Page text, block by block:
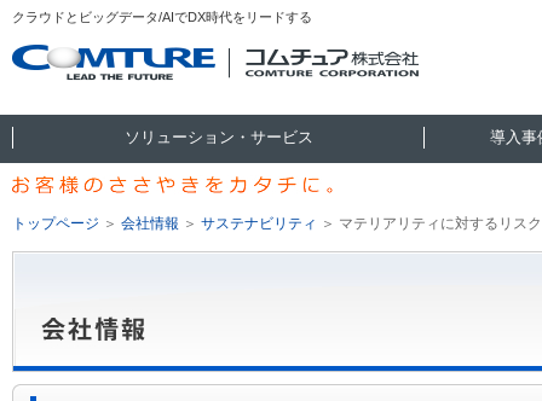
クラウドとビッグデータ/AIでDX時代をリードする
ソリューション・サービス 導入事
トップページ ＞ 会社情報 ＞ サステナビリティ ＞ マテリアリティに対するリス